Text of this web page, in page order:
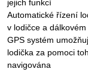
jejich funkcí
Automatické řízení
v lodičce a
GPS systém
lodička za pomoci
navigována